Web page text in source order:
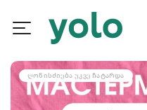
ᲦᲝᲜᲘᲡᲫᲘᲔᲑᲐ ᲣᲙᲕᲔ ᲩᲐᲢᲐᲠᲓᲐ